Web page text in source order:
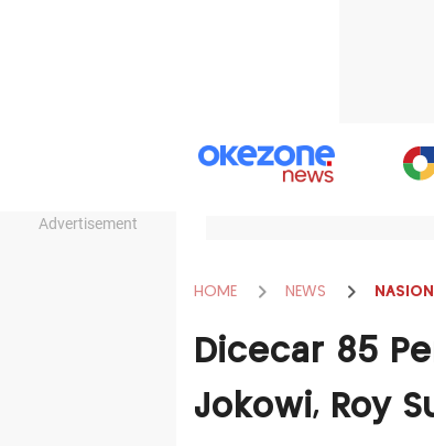
Advertisement
HOME NEWS
Dicecar 85
Jokowi, Roy